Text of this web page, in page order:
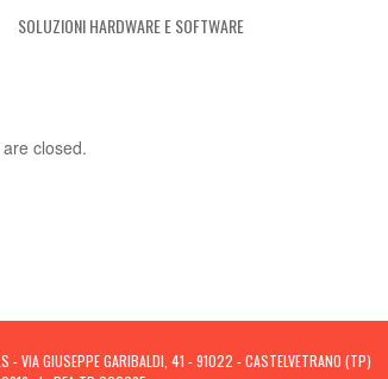
SOLUZIONI HARDWARE E SOFTWARE
closed.
- VIA GIUSEPPE GARIBALDI, 41 - 91022 - CASTELVETRANO (TP)